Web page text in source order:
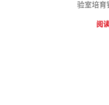
验室培育
阅